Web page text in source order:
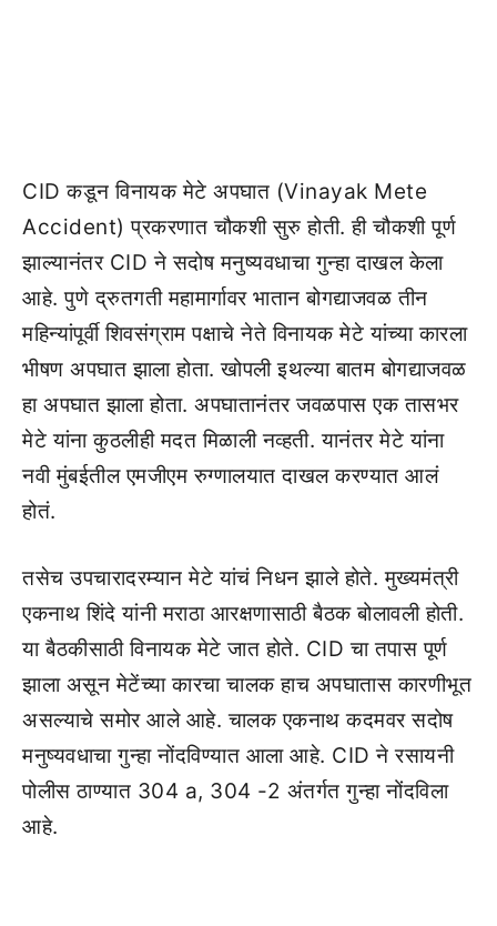
CID कडून विनायक मेटे अपघात (Vinayak Mete
Accident) प्रकरणात चौकशी सुरु होती. ही चौकशी पूर्ण
झाल्यानंतर CID ने सदोष मनुष्यवधाचा गुन्हा दाखल केला
आहे. पुणे द्रुतगती महामार्गावर भातान बोगद्याजवळ तीन
महिन्यांपूर्वी शिवसंग्राम पक्षाचे नेते विनायक मेटे यांच्या कारला
भीषण अपघात झाला होता. खोपली इथल्या बातम बोगद्याजवळ
हा अपघात झाला होता. अपघातानंतर जवळपास एक तासभर
मेटे यांना कुठलीही मदत मिळाली नव्हती. यानंतर मेटे यांना
नवी मुंबईतील एमजीएम रुग्णालयात दाखल करण्यात आलं
होतं.
तसेच उपचारादरम्यान मेटे यांचं निधन झाले होते. मुख्यमंत्री
एकनाथ शिंदे यांनी मराठा आरक्षणासाठी बैठक बोलावली होती.
या बैठकीसाठी विनायक मेटे जात होते. CID चा तपास पूर्ण
झाला असून मेटेंच्या कारचा चालक हाच अपघातास कारणीभूत
असल्याचे समोर आले आहे. चालक एकनाथ कदमवर सदोष
मनुष्यवधाचा गुन्हा नोंदविण्यात आला आहे. CID ने रसायनी
पोलीस ठाण्यात 304 a, 304 -2 अंतर्गत गुन्हा नोंदविला
आहे.